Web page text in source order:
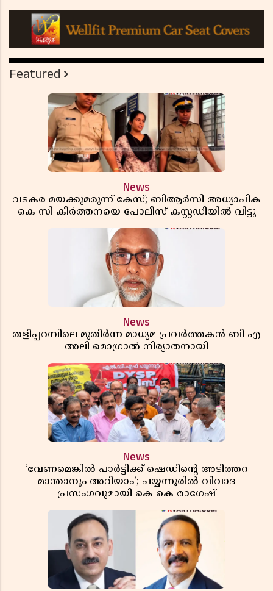
Featured
News
വടകര മയക്കുമരുന്ന് കേസ്; ബിആർസി അധ്യാപിക
കെ സി കീർത്തനയെ പോലീസ് കസ്റ്റഡിയിൽ വിട്ടു
News
തളിപ്പറമ്പിലെ മുതിർന്ന മാധ്യമ പ്രവർത്തകൻ ബി എ
അലി മൊഗ്രാൽ നിര്യാതനായി
News
‘വേണമെങ്കിൽ പാർട്ടിക്ക് ഷെഡിൻ്റെ അടിത്തറ
മാന്താനും അറിയാം’; പയ്യന്നൂരിൽ വിവാദ
പ്രസംഗവുമായി കെ കെ രാഗേഷ്